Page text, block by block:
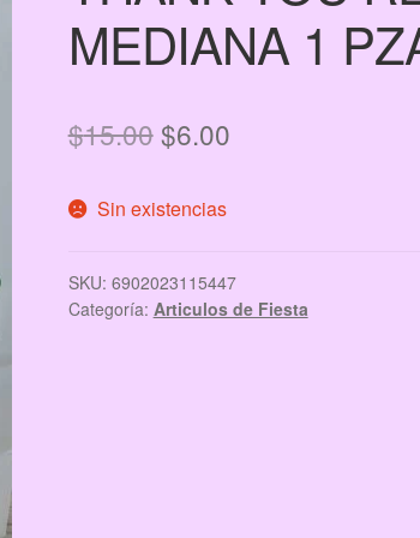
MEDIANA 1
$15.00El
original
$15.00.
$6.00El
$6.00.
Sin existencias
SKU: 6902023115447
Categoría: Articulos de Fiesta